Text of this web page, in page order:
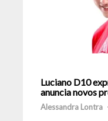
Luciano D10
anuncia novos
Alessandra Lontra